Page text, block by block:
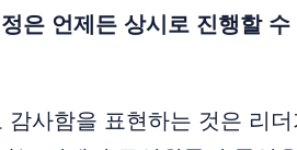
은 언제든 상시로 진행할 수
사함을 표현하는 것은 리